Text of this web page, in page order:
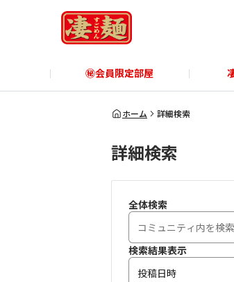
㊙会員限定部屋
凄ニュース！
ご利用ガイド
商品に関する「よくあるご質問
ホーム 詳細検索
詳細検索
全体検索
検索結果表示
投稿日時